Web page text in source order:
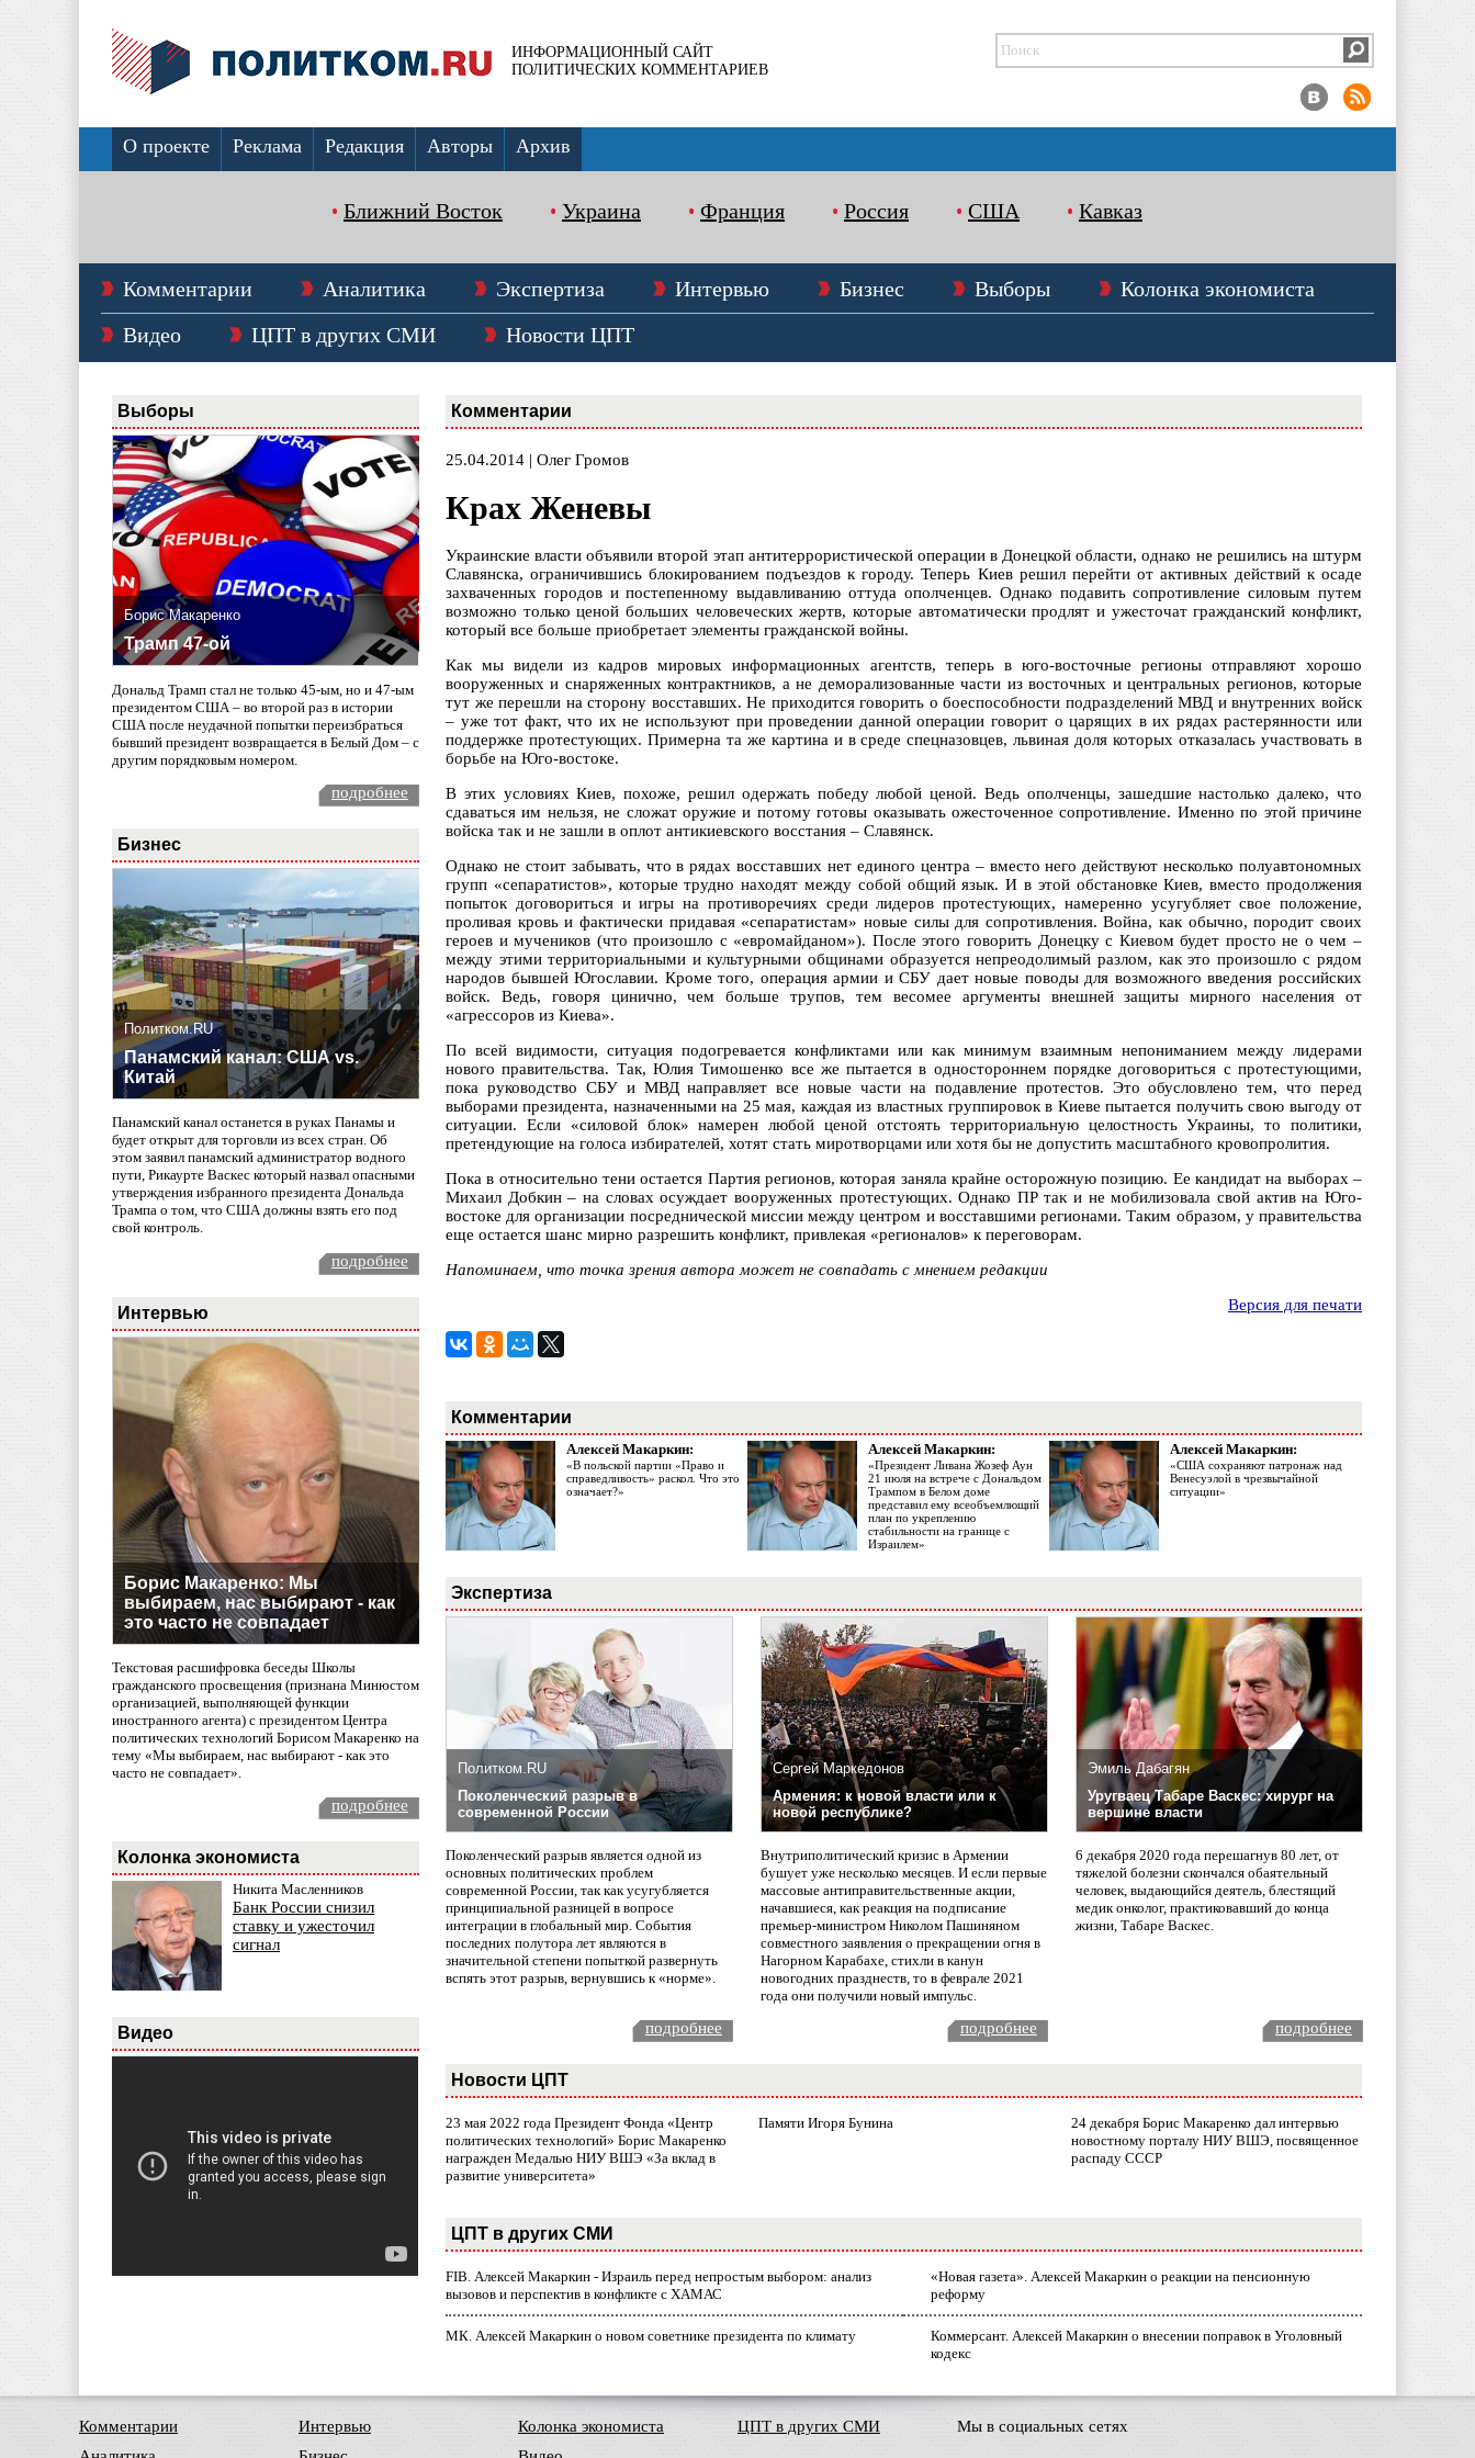
ИНФОРМАЦИОННЫЙ САЙТ
ПОЛИТИЧЕСКИХ КОММЕНТАРИЕВ
О проекте Реклама Редакция Авторы Архив
Ближний Восток Украина Франция Россия США Кавказ
Комментарии Аналитика Экспертиза Интервью Бизнес Выборы
Колонка экономиста
Видео
ЦПТ в других СМИ Новости ЦПТ
Выборы
Борис Макаренко
Трамп 47-ой
Дональд Трамп стал не только 45-ым, но и 47-ым
президентом США – во второй раз в истории
США после неудачной попытки переизбраться
бывший президент возвращается в Белый Дом – с
другим порядковым номером.
подробнее
Бизнес
Политком.RU
Панамский канал: США vs.
Китай
Панамский канал останется в руках Панамы и
будет открыт для торговли из всех стран. Об
этом заявил панамский администратор водного
пути, Рикаурте Васкес который назвал опасными
утверждения избранного президента Дональда
Трампа о том, что США должны взять его под
свой контроль.
подробнее
Интервью
Борис Макаренко: Мы
выбираем, нас выбирают - как
это часто не совпадает
Текстовая расшифровка беседы Школы
гражданского просвещения (признана Минюстом
организацией, выполняющей функции
иностранного агента) с президентом Центра
политических технологий Борисом Макаренко на
тему «Мы выбираем, нас выбирают - как это
часто не совпадает».
подробнее
Колонка экономиста
Никита Масленников
Банк России снизил
ставку и ужесточил
сигнал
Видео
Комментарии
25.04.2014 | Олег Громов
Крах Женевы
Украинские власти объявили второй этап антитеррористической операции в Донецкой области, однако не решились на штурм
Славянска, ограничившись блокированием подъездов к городу. Теперь Киев решил перейти от активных действий к осаде
захваченных городов и постепенному выдавливанию оттуда ополченцев. Однако подавить сопротивление силовым путем
возможно только ценой больших человеческих жертв, которые автоматически продлят и ужесточат гражданский конфликт,
который все больше приобретает элементы гражданской войны.
Как мы видели из кадров мировых информационных агентств, теперь в юго-восточные регионы отправляют хорошо
вооруженных и снаряженных контрактников, а не деморализованные части из восточных и центральных регионов, которые
тут же перешли на сторону восставших. Не приходится говорить о боеспособности подразделений МВД и внутренних войск
– уже тот факт, что их не используют при проведении данной операции говорит о царящих в их рядах растерянности или
поддержке протестующих. Примерна та же картина и в среде спецназовцев, львиная доля которых отказалась участвовать в
борьбе на Юго-востоке.
В этих условиях Киев, похоже, решил одержать победу любой ценой. Ведь ополченцы, зашедшие настолько далеко, что
сдаваться им нельзя, не сложат оружие и потому готовы оказывать ожесточенное сопротивление. Именно по этой причине
войска так и не зашли в оплот антикиевского восстания – Славянск.
Однако не стоит забывать, что в рядах восставших нет единого центра – вместо него действуют несколько полуавтономных
групп «сепаратистов», которые трудно находят между собой общий язык. И в этой обстановке Киев, вместо продолжения
попыток договориться и игры на противоречиях среди лидеров протестующих, намеренно усугубляет свое положение,
проливая кровь и фактически придавая «сепаратистам» новые силы для сопротивления. Война, как обычно, породит своих
героев и мучеников (что произошло с «евромайданом»). После этого говорить Донецку с Киевом будет просто не о чем –
между этими территориальными и культурными общинами образуется непреодолимый разлом, как это произошло с рядом
народов бывшей Югославии. Кроме того, операция армии и СБУ дает новые поводы для возможного введения российских
войск. Ведь, говоря цинично, чем больше трупов, тем весомее аргументы внешней защиты мирного населения от
«агрессоров из Киева».
По всей видимости, ситуация подогревается конфликтами или как минимум взаимным непониманием между лидерами
нового правительства. Так, Юлия Тимошенко все же пытается в одностороннем порядке договориться с протестующими,
пока руководство СБУ и МВД направляет все новые части на подавление протестов. Это обусловлено тем, что перед
выборами президента, назначенными на 25 мая, каждая из властных группировок в Киеве пытается получить свою выгоду от
ситуации. Если «силовой блок» намерен любой ценой отстоять территориальную целостность Украины, то политики,
претендующие на голоса избирателей, хотят стать миротворцами или хотя бы не допустить масштабного кровопролития.
Пока в относительно тени остается Партия регионов, которая заняла крайне осторожную позицию. Ее кандидат на выборах –
Михаил Добкин – на словах осуждает вооруженных протестующих. Однако ПР так и не мобилизовала свой актив на Юго-
востоке для организации посреднической миссии между центром и восставшими регионами. Таким образом, у правительства
еще остается шанс мирно разрешить конфликт, привлекая «регионалов» к переговорам.
Напоминаем, что точка зрения автора может не совпадать с мнением редакции
Версия для печати
Комментарии
Алексей Макаркин:
«В польской партии «Право и
справедливость» раскол. Что это
означает?»
Алексей Макаркин:
«Президент Ливана Жозеф Аун
21 июля на встрече с Дональдом
Трампом в Белом доме
представил ему всеобъемлющий
план по укреплению
стабильности на границе с
Израилем»
Алексей Макаркин:
«США сохраняют патронаж над
Венесуэлой в чрезвычайной
ситуации»
Экспертиза
Политком.RU
Поколенческий разрыв в
современной России
Поколенческий разрыв является одной из
основных политических проблем
современной России, так как усугубляется
принципиальной разницей в вопросе
интеграции в глобальный мир. События
последних полутора лет являются в
значительной степени попыткой развернуть
вспять этот разрыв, вернувшись к «норме».
Сергей Маркедонов
Армения: к новой власти или к
новой республике?
Внутриполитический кризис в Армении
бушует уже несколько месяцев. И если первые
массовые антиправительственные акции,
начавшиеся, как реакция на подписание
премьер-министром Николом Пашиняном
совместного заявления о прекращении огня в
Нагорном Карабахе, стихли в канун
новогодних празднеств, то в феврале 2021
года они получили новый импульс.
Эмиль Дабагян
Уругваец Табаре Васкес: хирург на
вершине власти
6 декабря 2020 года перешагнув 80 лет, от
тяжелой болезни скончался обаятельный
человек, выдающийся деятель, блестящий
медик онколог, практиковавший до конца
жизни, Табаре Васкес.
подробнее подробнее подробнее
Новости ЦПТ
23 мая 2022 года Президент Фонда «Центр
политических технологий» Борис Макаренко
награжден Медалью НИУ ВШЭ «За вклад в
развитие университета»
Памяти Игоря Бунина
24 декабря Борис Макаренко дал интервью
новостному порталу НИУ ВШЭ, посвященное
распаду СССР
ЦПТ в других СМИ
FIB. Алексей Макаркин - Израиль перед непростым выбором: анализ
вызовов и перспектив в конфликте с ХАМАС
«Новая газета». Алексей Макаркин о реакции на пенсионную
реформу
МК. Алексей Макаркин о новом советнике президента по климату
Коммерсант. Алексей Макаркин о внесении поправок в Уголовный
кодекс
Комментарии
Интервью
Колонка экономиста
ЦПТ в других СМИ Мы в социальных сетях